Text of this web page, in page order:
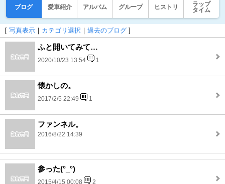
ブログ 愛車紹介 アルバム グループ ヒストリ
ラップ
タイム
[ 写真表示 ｜ カテゴリ選択 ｜ 過去のブログ ]
ふと開いてみて…
2020/10/23 13:54 1
懐かしの。
2017/2/5 22:49 1
ファンネル。
2016/8/22 14:39
参った(°_°)
2015/4/15 00:08 2